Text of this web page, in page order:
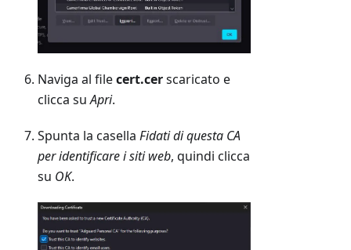
Naviga al filecert.cerscaricato e
clicca suApri.
Spunta la casella Fidati di questa CA
per identificare i siti web, quindi clicca
su OK.